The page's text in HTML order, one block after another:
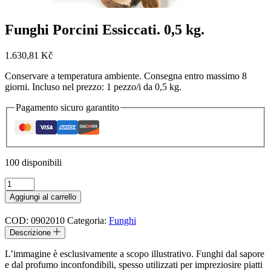
Funghi Porcini Essiccati. 0,5 kg.
1.630,81 Kč
Conservare a temperatura ambiente. Consegna entro massimo 8
giorni. Incluso nel prezzo: 1 pezzo/i da 0,5 kg.
Pagamento sicuro garantito
100 disponibili
Funghi
Porcini
Essiccati.
0,5
kg.
quantità
Aggiungi al carrello
COD: 0902010 Categoria: Funghi
Descrizione
L’immagine è esclusivamente a scopo illustrativo. Funghi dal sapore
e dal profumo inconfondibili, spesso utilizzati per impreziosire piatti